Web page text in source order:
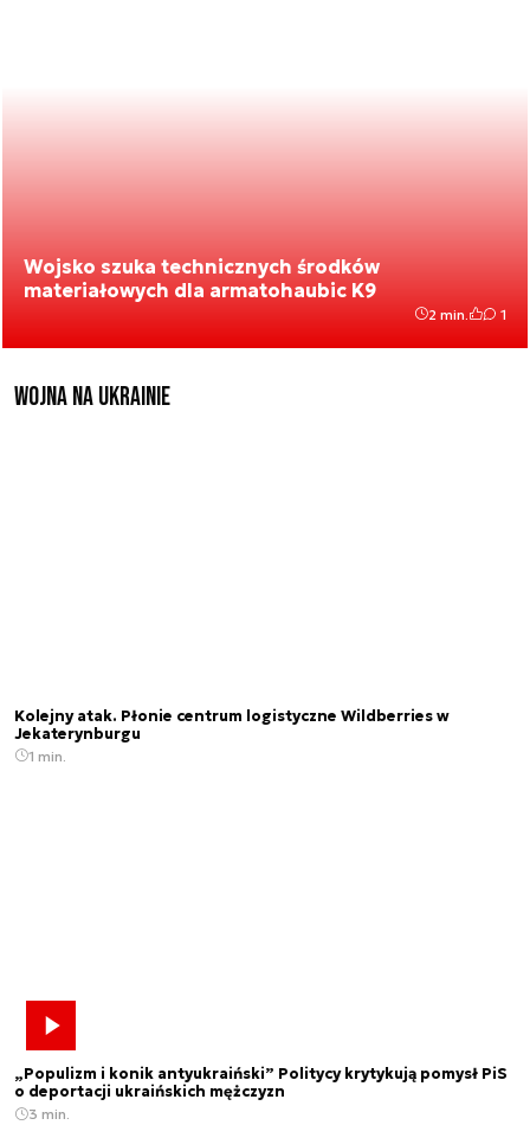
Wojsko szuka technicznych środków
materiałowych dla armatohaubic K9
2 min. 1
Wojna na Ukrainie
Kolejny atak. Płonie centrum logistyczne Wildberries w
Jekaterynburgu
1 min.
„Populizm i konik antyukraiński” Politycy krytykują pomysł PiS
o deportacji ukraińskich mężczyzn
3 min.